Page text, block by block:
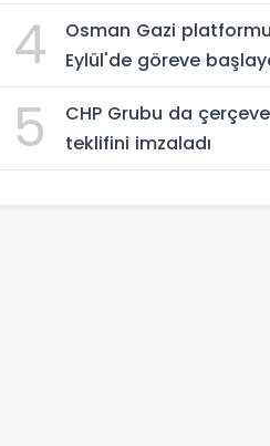
4
Osman Gazi platformu
Eylül'de göreve
5
CHP Grubu da
teklifini imzaladı